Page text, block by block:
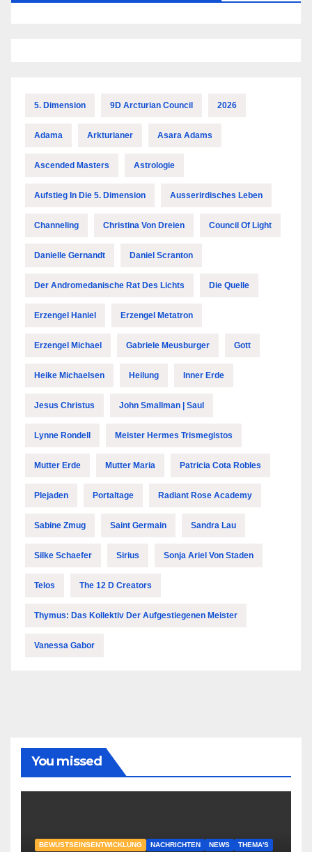
5. Dimension 9D Arcturian Council 2026
Adama Arkturianer Asara Adams
Ascended Masters Astrologie
Aufstieg In Die 5. Dimension Ausserirdisches Leben
Channeling Christina Von Dreien Council Of Light
Danielle Gernandt Daniel Scranton
Der Andromedanische Rat Des Lichts Die Quelle
Erzengel Haniel Erzengel Metatron
Erzengel Michael Gabriele Meusburger Gott
Heike Michaelsen Heilung Inner Erde
Jesus Christus John Smallman | Saul
Lynne Rondell Meister Hermes Trismegistos
Mutter Erde Mutter Maria Patricia Cota Robles
Plejaden Portaltage Radiant Rose Academy
Sabine Zmug Saint Germain Sandra Lau
Silke Schaefer Sirius Sonja Ariel Von Staden
Telos The 12 D Creators
Thymus: Das Kollektiv Der Aufgestiegenen Meister
Vanessa Gabor
You missed
BEWUSTSEINSENTWICKLUNG NACHRICHTEN NEWS THEMA'S